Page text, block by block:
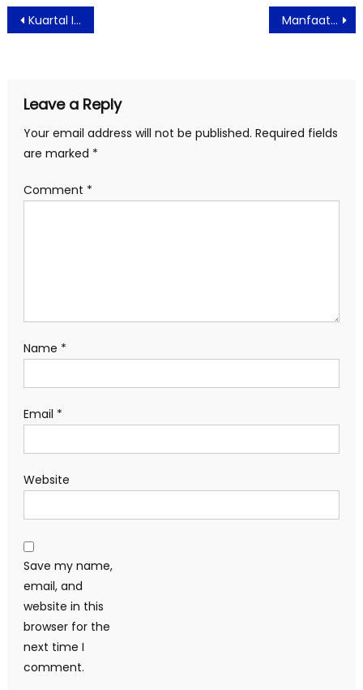
Post
navigation
Kuartal III 2021, Pertumbuhan Premi Astra Life Meningkat 58 Persen Manfaat Makan Bawang Putih Hitam
Leave a Reply
Your email address will not be published. Required fields
are marked *
Comment *
Name *
Email *
Website
Save my name,
email, and
website in this
browser for the
next time I
comment.